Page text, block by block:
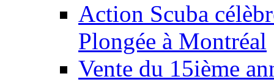
Action Scuba
Plongée à Montréal
Vente du 15ième